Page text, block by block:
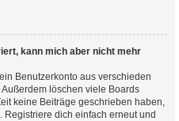
kann mich aber nicht mehr
Benutzerkonto aus verschieden
löschen viele Boards
keine Beiträge geschrieben haben,
dich einfach erneut und